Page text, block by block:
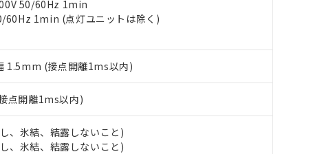
50/60Hz 1min
60Hz 1min (点灯ユニットは除く)
1.5mm (接点開離1ms以内)
点開離1ms以内)
、氷結、結露しないこと)
、氷結、結露しないこと)
の在庫切替を完了していることから、特段のことがない限り、2022